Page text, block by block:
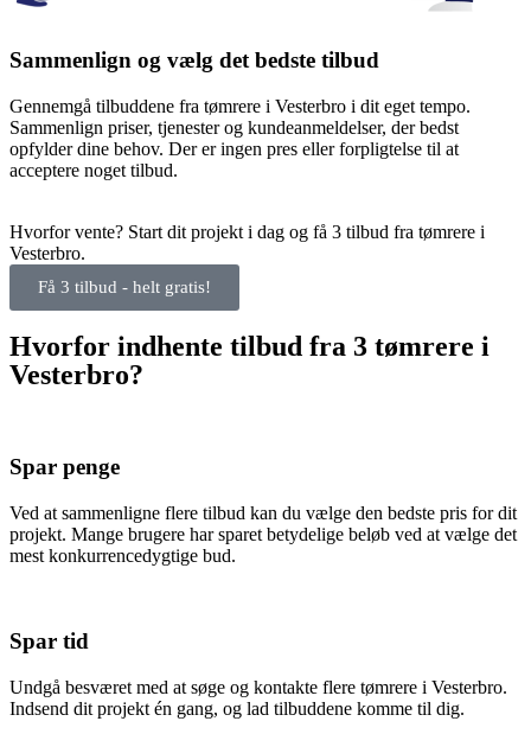
Sammenlign og vælg det bedste tilbud
Gennemgå tilbuddene fra tømrere i Vesterbro i dit eget tempo.
Sammenlign priser, tjenester og kundeanmeldelser, der bedst
opfylder dine behov. Der er ingen pres eller forpligtelse til at
acceptere noget tilbud.
Hvorfor vente? Start dit projekt i dag og få 3 tilbud fra tømrere i
Vesterbro.
Få 3 tilbud - helt gratis!
Hvorfor indhente tilbud fra 3 tømrere i
Vesterbro?
Spar penge
Ved at sammenligne flere tilbud kan du vælge den bedste pris for dit
projekt. Mange brugere har sparet betydelige beløb ved at vælge det
mest konkurrencedygtige bud.
Spar tid
Undgå besværet med at søge og kontakte flere tømrere i Vesterbro.
Indsend dit projekt én gang, og lad tilbuddene komme til dig.